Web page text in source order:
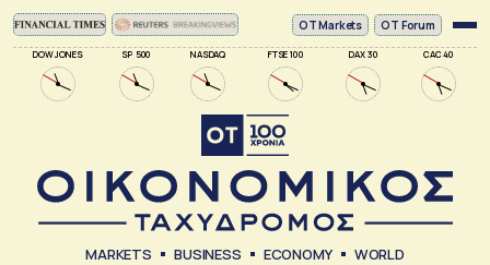
DOW JONES SP 500 NASDAQ FTSE 100 DAX 30 CAC 40
ΟΤ Markets OT Forum
MARKETS BUSINESS ECONOMY WORLD